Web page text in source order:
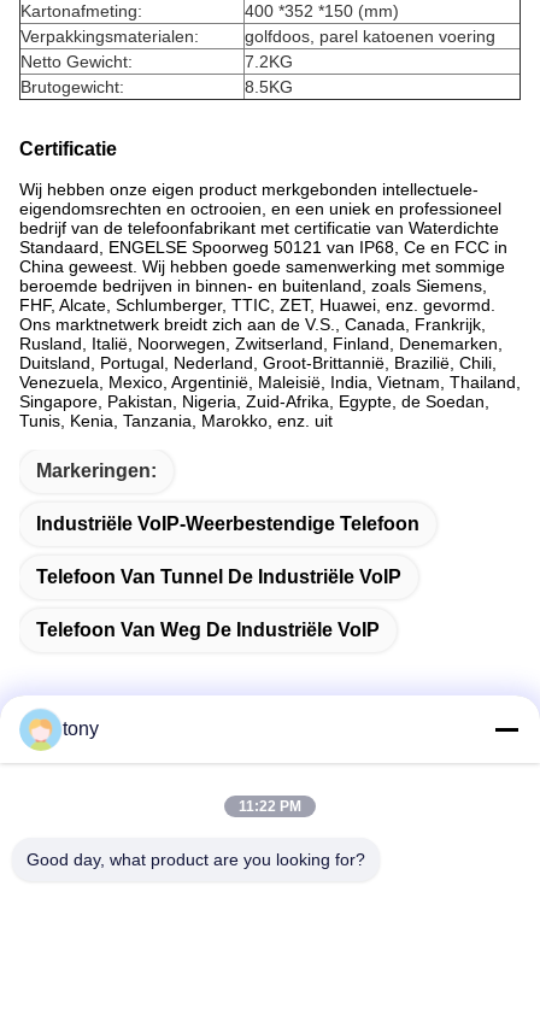
Kartonafmeting:
400 *352 *150 (mm)
Verpakkingsmaterialen:
golfdoos, parel katoenen voering
Netto Gewicht:
7.2KG
Brutogewicht:
8.5KG
Certificatie
Wij hebben onze eigen product merkgebonden intellectuele-
eigendomsrechten en octrooien, en een uniek en professioneel
bedrijf van de telefoonfabrikant met certificatie van Waterdichte
Standaard, ENGELSE Spoorweg 50121 van IP68, Ce en FCC in
China geweest. Wij hebben goede samenwerking met sommige
beroemde bedrijven in binnen- en buitenland, zoals Siemens,
FHF, Alcate, Schlumberger, TTIC, ZET, Huawei, enz. gevormd.
Ons marktnetwerk breidt zich aan de V.S., Canada, Frankrijk,
Rusland, Italië, Noorwegen, Zwitserland, Finland, Denemarken,
Duitsland, Portugal, Nederland, Groot-Brittannië, Brazilië, Chili,
Venezuela, Mexico, Argentinië, Maleisië, India, Vietnam, Thailand,
Singapore, Pakistan, Nigeria, Zuid-Afrika, Egypte, de Soedan,
Tunis, Kenia, Tanzania, Marokko, enz. uit
Markeringen:
Industriële VoIP-Weerbestendige Telefoon
Telefoon Van Tunnel De Industriële VoIP
Telefoon Van Weg De Industriële VoIP
Zhihui Innovation Center, gebouw A, zaal 607, Shenzhen -
tony
11:22 PM
Good day, what product are you looking for?